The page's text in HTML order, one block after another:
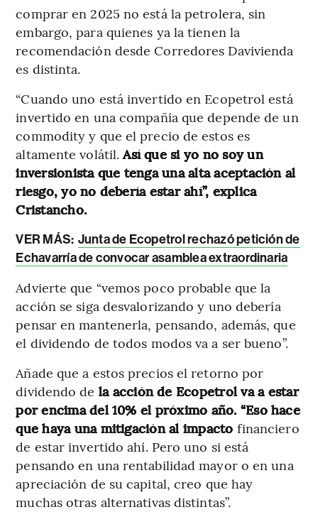
comprar en 2025 no está la petrolera, sin
embargo, para quienes ya la tienen la
recomendación desde Corredores Davivienda
es distinta.
“Cuando uno está invertido en Ecopetrol está
invertido en una compañía que depende de un
commodity y que el precio de estos es
altamente volátil.Así que si yo no soy un
inversionista que tenga una alta aceptación al
riesgo, yo no debería estar ahí”, explica
Cristancho.
VER MÁS: Junta de Ecopetrol rechazó petición de
Echavarría de convocar asamblea extraordinaria
Advierte que “vemos poco probable que la
acción se siga desvalorizando y uno debería
pensar en mantenerla, pensando, además, que
el dividendo de todos modos va a ser bueno”.
Añade que a estos precios el retorno por
dividendo de la acción de Ecopetrol va a estar
por encima del 10% el próximo año. “Eso hace
que haya una mitigación al impacto financiero
de estar invertido ahí. Pero uno si está
pensando en una rentabilidad mayor o en una
apreciación de su capital, creo que hay
muchas otras alternativas distintas”.